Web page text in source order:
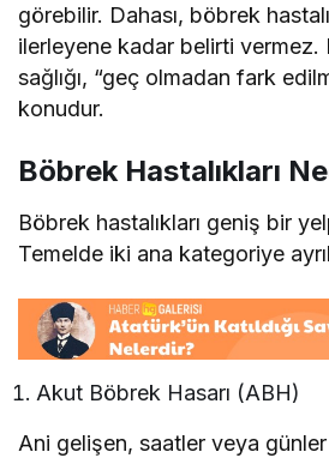
görebilir. Dahası, böbrek
ilerleyene kadar belirti
sağlığı, “geç olmadan fark
konudur.
Böbrek Hastalıkları
Böbrek hastalıkları geniş bir
Temelde iki ana kategoriye
Akut Böbrek Hasarı (ABH)
Ani gelişen, saatler veya